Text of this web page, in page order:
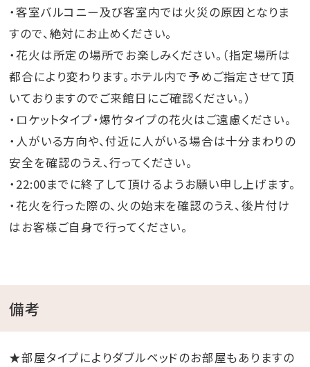
・客室バルコニー及び客室内では火災の原因となりま
すので、絶対にお止めください。
・花火は所定の場所でお楽しみください。（指定場所は
都合により変わります。ホテル内で予めご指定させて頂
いておりますのでご来館日にご確認ください。）
・ロケットタイプ・爆竹タイプの花火はご遠慮ください。
・人がいる方向や、付近に人がいる場合は十分まわりの
安全を確認のうえ、行ってください。
・22:00までに終了して頂けるようお願い申し上げます。
・花火を行った際の、火の始末を確認のうえ、後片付け
はお客様ご自身で行ってください。
備考
★部屋タイプによりダブルベッドのお部屋もありますの